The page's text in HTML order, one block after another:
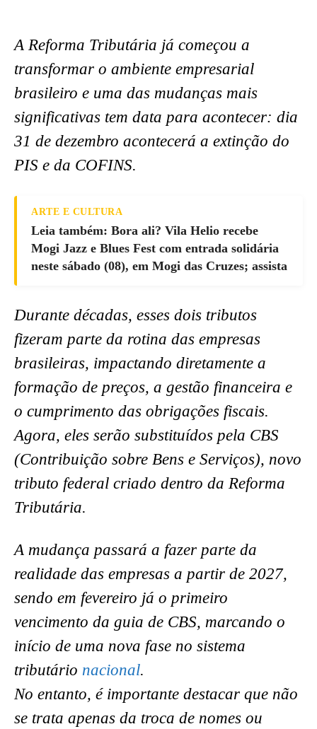
A Reforma Tributária já começou a
transformar o ambiente empresarial
brasileiro e uma das mudanças mais
significativas tem data para acontecer: dia
31 de dezembro acontecerá a extinção do
PIS e da COFINS.
ARTE E CULTURA
Leia também: Bora ali? Vila Helio recebe
Mogi Jazz e Blues Fest com entrada solidária
neste sábado (08), em Mogi das Cruzes; assista
Durante décadas, esses dois tributos
fizeram parte da rotina das empresas
brasileiras, impactando diretamente a
formação de preços, a gestão financeira e
o cumprimento das obrigações fiscais.
Agora, eles serão substituídos pela CBS
(Contribuição sobre Bens e Serviços), novo
tributo federal criado dentro da Reforma
Tributária.
A mudança passará a fazer parte da
realidade das empresas a partir de 2027,
sendo em fevereiro já o primeiro
vencimento da guia de CBS, marcando o
início de uma nova fase no sistema
tributário nacional.
No entanto, é importante destacar que não
se trata apenas da troca de nomes ou